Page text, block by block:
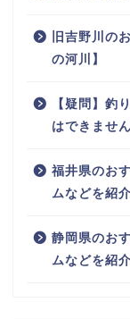
旧吉野川の
の河川】
【疑問】釣
はできません
福井県のお
ムなどを紹介
静岡県のお
ムなどを紹介